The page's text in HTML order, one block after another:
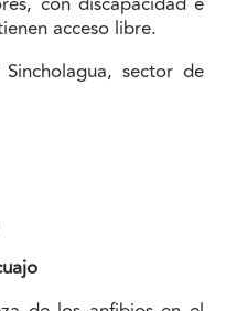
acceso libre.
sector de